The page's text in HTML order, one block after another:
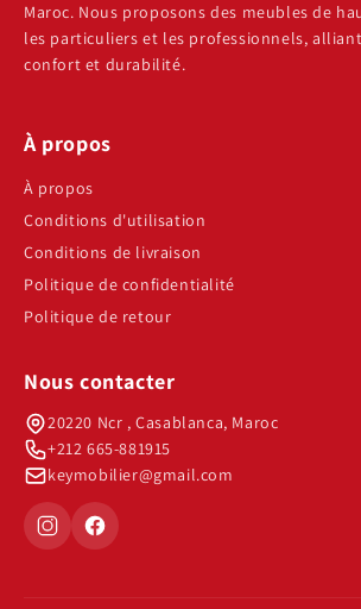
Maroc. Nous proposons des meubles de
les particuliers et les professionnels,
confort et durabilité.
À propos
À propos
Conditions d'utilisation
Conditions de livraison
Politique de confidentialité
Politique de retour
Nous contacter
20220 Ncr , Casablanca, Maroc
+212 665-881915
keymobilier@gmail.com